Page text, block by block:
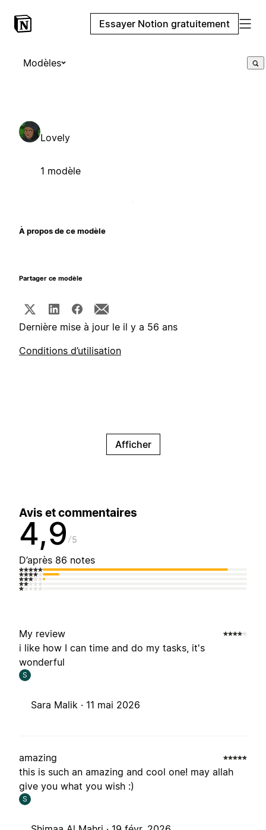
Essayer Notion gratuitement
Modèles
Lovely
1 modèle
À propos de ce modèle
Partager ce modèle
Dernière mise à jour le il y a 56 ans
Conditions d’utilisation
Afficher
Avis et commentaires
4,9 5
D’après 86 notes
My review
i like how I can time and do my tasks, it's
wonderful
S
Sara Malik · 11 mai 2026
amazing
this is such an amazing and cool one! may allah
give you what you wish :)
S